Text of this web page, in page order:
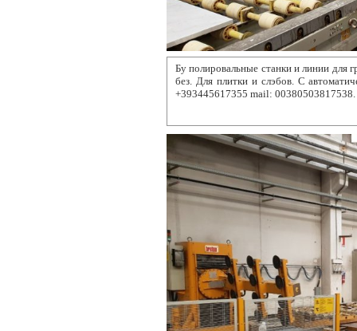
Бу полировальные станки и линии для
без. Для плитки и слэбов. С
+393445617355 mail: